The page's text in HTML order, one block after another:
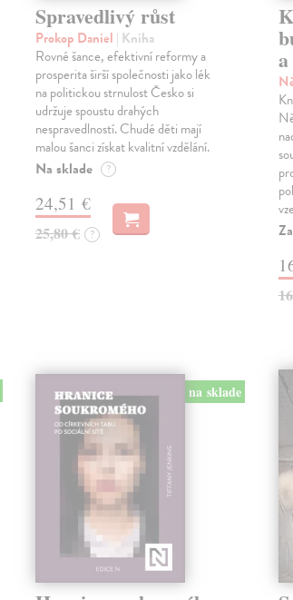
Spravedlivý růst
Prokop Daniel | Kniha
Rovné šance, efektivní reformy a
prosperita širší společnosti jako lék
na politickou strnulost Česko si
udržuje spoustu drahých
nespravedlností. Chudé děti mají
malou šanci získat kvalitní vzdělání.
Na sklade ?
24,51 €
25,80 € ?
na sklade